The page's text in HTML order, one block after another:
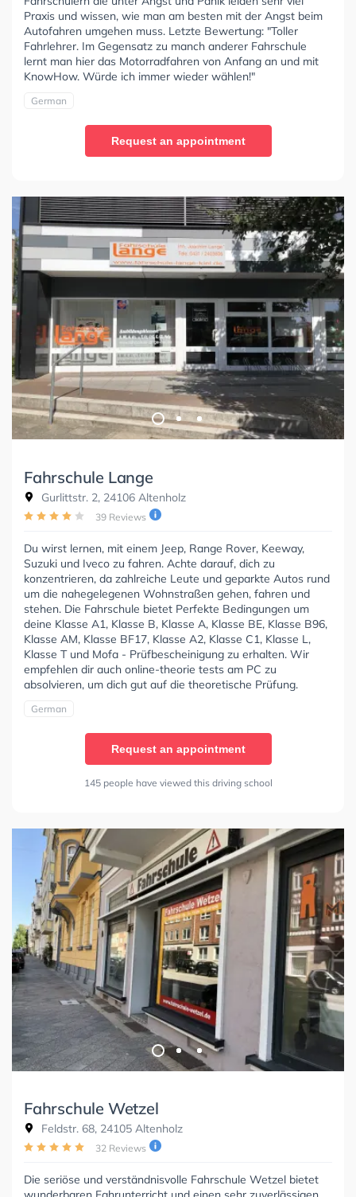
Praxis und wissen, wie man am besten mit der Angst beim
Autofahren umgehen muss. Letzte Bewertung: "Toller
Fahrlehrer. Im Gegensatz zu manch anderer Fahrschule
lernt man hier das Motorradfahren von Anfang an und mit
KnowHow. Würde ich immer wieder wählen!"
German
Request an appointment
Fahrschule Lange
Gurlittstr. 2, 24106 Altenholz
39 Reviews
Du wirst lernen, mit einem Jeep, Range Rover, Keeway,
Suzuki und Iveco zu fahren. Achte darauf, dich zu
konzentrieren, da zahlreiche Leute und geparkte Autos rund
um die nahegelegenen Wohnstraßen gehen, fahren und
stehen. Die Fahrschule bietet Perfekte Bedingungen um
deine Klasse A1, Klasse B, Klasse A, Klasse BE, Klasse B96,
Klasse AM, Klasse BF17, Klasse A2, Klasse C1, Klasse L,
Klasse T und Mofa - Prüfbescheinigung zu erhalten. Wir
empfehlen dir auch online-theorie tests am PC zu
absolvieren, um dich gut auf die theoretische Prüfung.
German
Request an appointment
145 people have viewed this driving school
Fahrschule Wetzel
Feldstr. 68, 24105 Altenholz
32 Reviews
Die seriöse und verständnisvolle Fahrschule Wetzel bietet